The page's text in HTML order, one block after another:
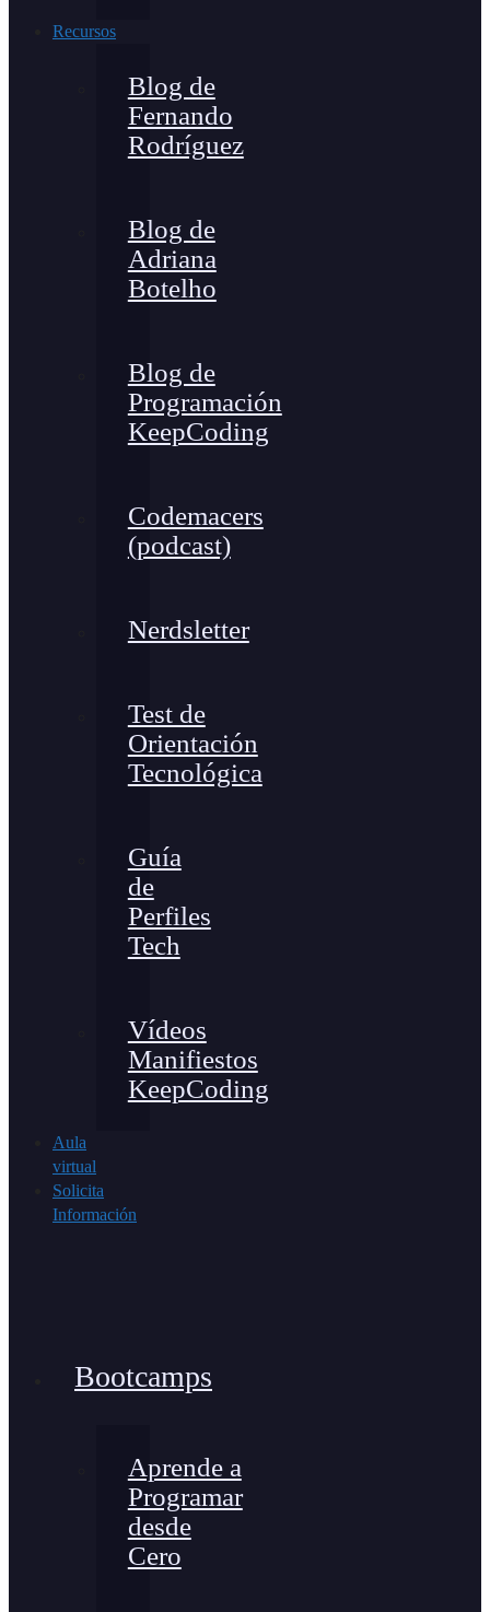
Recursos
Blog de
Fernando
Rodríguez
Blog de
Adriana
Botelho
Blog de
Programación
KeepCoding
Codemacers
(podcast)
Nerdsletter
Test de
Orientación
Tecnológica
Guía
de
Perfiles
Tech
Vídeos
Manifiestos
KeepCoding
Aula
virtual
Solicita
Información
Bootcamps
Aprende a
Programar
desde
Cero